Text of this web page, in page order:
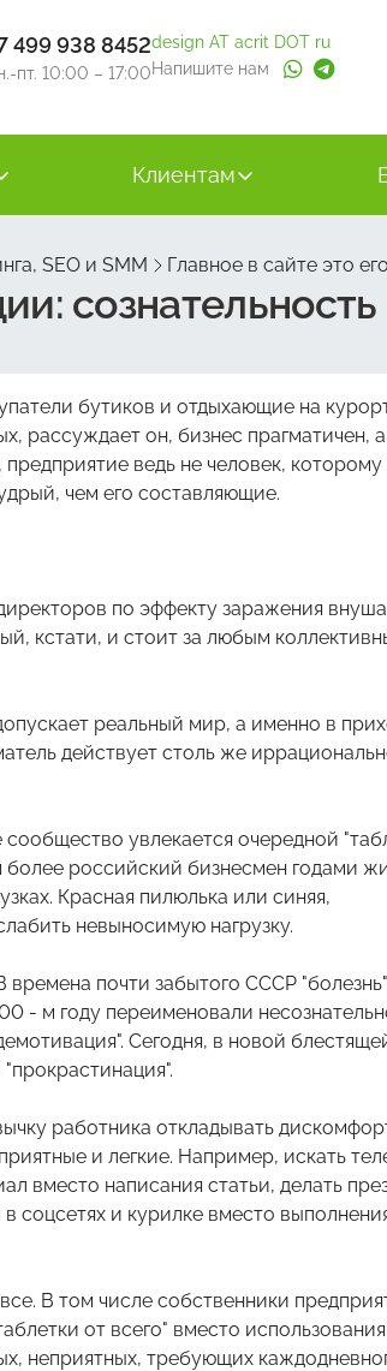
499 938 8452
пт. 10:00 – 17:00
design AT acrit DOT ru
Напишите нам
Клиентам
SEO и SMM Главное в сайте это
бутиков и отдыхающие на
рассуждает он, бизнес прагматичен,
ведь не человек,
чем его составляющие.
по эффекту заражения
кстати, и стоит за любым
реальный мир, а именно в
действует столь же
увлекается очередной
более российский бизнесмен годами
Красная пилюлька или синяя,
невыносимую нагрузку.
времена почти забытого СССР "болезнь"
- м году переименовали
Сегодня, в новой
работника откладывать
и легкие. Например, искать
вместо написания статьи, делать
соцсетях и курилке вместо
В том числе собственники
от всего" вместо
неприятных, требующих